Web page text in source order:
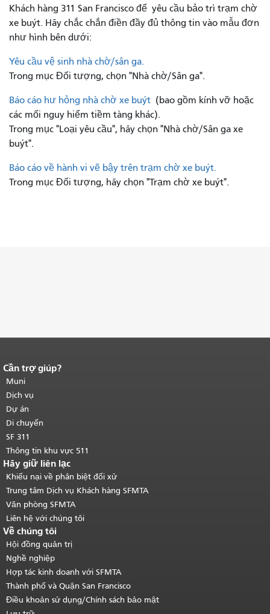
Khách hàng 311 San Francisco để yêu cầu bảo trì trạm chờ
xe buýt. Hãy chắc chắn điền đầy đủ thông tin vào mẫu đơn
như hình bên dưới:
Yêu cầu vệ sinh nhà chờ/sân ga.
Trong mục Đối tượng, chọn "Nhà chờ/Sân ga".
Báo cáo hư hỏng nhà chờ xe buýt (bao gồm kính vỡ hoặc
các mối nguy hiểm tiềm tàng khác).
Trong mục "Loại yêu cầu", hãy chọn "Nhà chờ/Sân ga xe
buýt".
Báo cáo về hành vi vẽ bậy trên trạm chờ xe buýt.
Trong mục Đối tượng, hãy chọn "Trạm chờ xe buýt".
Kết thúc nội dung trang.
của trang này được lặp lại trên mọi
trang.Quay lại đầu trang nội dung
chính.
Cần trợ giúp?
Muni
Dịch vụ
Dự án
Di chuyển
SF 311
Thông tin khu vực 511
Hãy giữ liên lạc
Khiếu nại về phân biệt đối xử
Trung tâm Dịch vụ Khách hàng SFMTA
Văn phòng SFMTA
Liên hệ với chúng tôi
Về chúng tôi
Hội đồng quản trị
Nghề nghiệp
Hợp tác kinh doanh với SFMTA
Thành phố và Quận San Francisco
Điều khoản sử dụng/Chính sách bảo mật